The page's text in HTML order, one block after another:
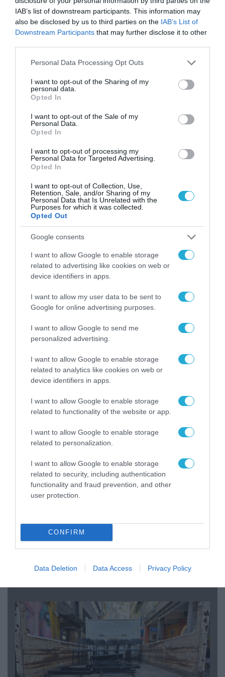
IAB’s list of downstream participants. This information may
also be disclosed by us to third parties on the IAB’s List of
Downstream Participants that may further disclose it to other
Please note that this website/app uses one or more Google
not limited to your visit or usage behaviour. You may click to
grant or deny consent to Google and its third-party tags to
use your data for below specified purposes in below Google
consent section.
Personal Data Processing Opt Outs
I want to opt-out of the Sharing of my
personal data.
Opted In
I want to opt-out of the Sale of my
Personal Data.
Opted In
I want to opt-out of processing my
Personal Data for Targeted Advertising.
Opted In
I want to opt-out of Collection, Use,
Retention, Sale, and/or Sharing of my
Personal Data that Is Unrelated with the
Purposes for which it was collected.
Opted Out
Google consents
I want to allow Google to enable storage
related to advertising like cookies on web or
device identifiers in apps.
I want to allow my user data to be sent to
Google for online advertising purposes.
I want to allow Google to send me
personalized advertising.
I want to allow Google to enable storage
related to analytics like cookies on web or
device identifiers in apps.
I want to allow Google to enable storage
related to functionality of the website or app.
I want to allow Google to enable storage
related to personalization.
I want to allow Google to enable storage
related to security, including authentication
functionality and fraud prevention, and other
user protection.
CONFIRM
Data Deletion Data Access Privacy Policy
πετούν τη νύχτα αλλά δεν θα πραγματοποιούν
ρίψεις νερού»
07.08.2026 | 23:02
στρατιωτών από την αποστολή των 30.000
που έφτασαν στη Ρωσία (βίντεο)
07.08.2026 | 08:02
Οι ρωσικές δυνάμεις απέχουν μόλις 5 χλμ.
από Σλαβιάνσκ και Κραματόρσκ στο Ντονέτσκ
ΠΟΛΙΤΙΚΗ
Κωνσταντίνο Ζούλα από τον ΣΚΑΪ – Ο λόγος της